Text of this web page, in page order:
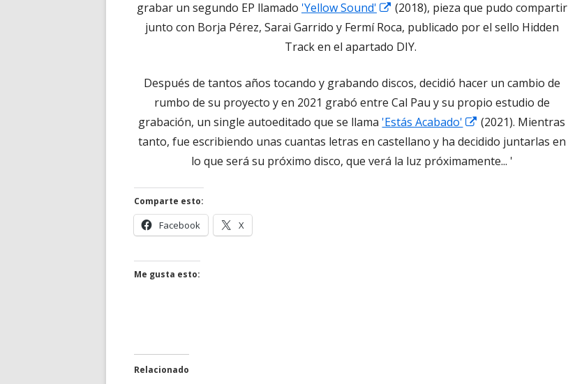
en
una
ventana
grabar un segundo EP llamado 'Yellow Sound'
Abrir
en
una
nueva
(2018), pieza que pudo compartir
junto con Borja Pérez, Sarai Garrido y Fermí Roca, publicado por el sello Hidden
Track en el apartado DIY.
Después de tantos años tocando y grabando discos, decidió hacer un cambio de
rumbo de su proyecto y en 2021 grabó entre Cal Pau y su propio estudio de
grabación, un single autoeditado que se llama 'Estás Acabado'
Abrir
en
una
(2021). Mientras
tanto, fue escribiendo unas cuantas letras en castellano y ha decidido juntarlas en
lo que será su próximo disco, que verá la luz próximamente... '
Comparte esto:
Facebook
Abrir
en
X
en
Me gusta esto:
Relacionado